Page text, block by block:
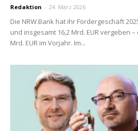
Redaktion - 24. März 2026
Die NRW.Bank hat ihr Fördergeschäft
und insgesamt 16,2 Mrd. EUR vergeben
Mrd. EUR im Vorjahr. Im...